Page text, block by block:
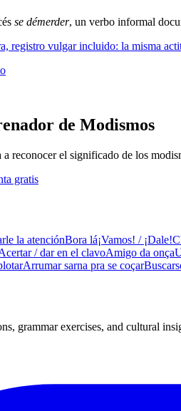
se démerder, un verbo informal
registro vulgar incluido: la misma
de Modismos
reconocer el significado de los
gratis
la atenciónBora lá¡Vamos! / ¡Dale!
/ dar en el clavoAmigo da onça
Arrumar sarna pra se coçar
grammar exercises, and cultural